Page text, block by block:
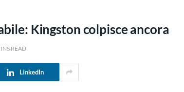
Kingston colpisce ancora
READ
LinkedIn